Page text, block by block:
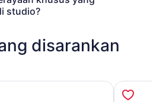
studio?
disarankan